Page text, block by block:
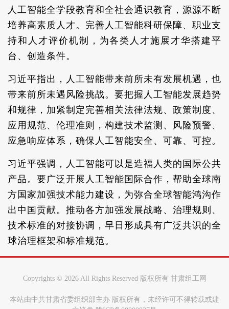
人工智能全学段教育和全社会通识教育，源源不断
培养高素质人才。完善人工智能科研保障、职业支
持和人才评价机制，为各类人才施展才华搭建平
台、创造条件。
习近平指出，人工智能带来前所未有发展机遇，也
带来前所未遇风险挑战。要把握人工智能发展趋势
和规律，加紧制定完善相关法律法规、政策制度、
应用规范、伦理准则，构建技术监测、风险预警、
应急响应体系，确保人工智能安全、可靠、可控。
习近平强调，人工智能可以是造福人类的国际公共
产品。要广泛开展人工智能国际合作，帮助全球南
方国家加强技术能力建设，为弥合全球智能鸿沟作
出中国贡献。推动各方加强发展战略、治理规则、
技术标准的对接协调，早日形成具有广泛共识的全
球治理框架和标准规范。
Copyrights © 2026 All Rights Reserved 版权所有 甘肃组工网
本站由中共甘肃省委组织部主办 版权所有，未经许可不得转载或建